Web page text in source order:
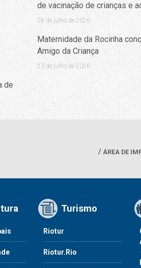
de vacinação de crianças e
28 de julho de 2026
Maternidade da Rocinha
Amigo da Criança
23 de julho de 2026
de
ÁREA DE
Turismo
Riotur
Riotur.Rio